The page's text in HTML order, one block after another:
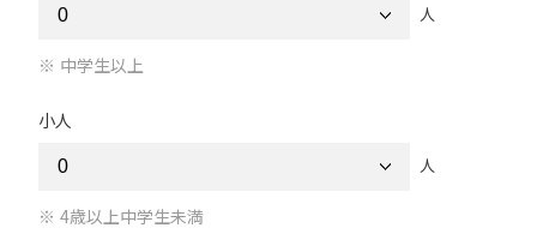
人
中学生以上
小人
人
4歳以上中学生未満